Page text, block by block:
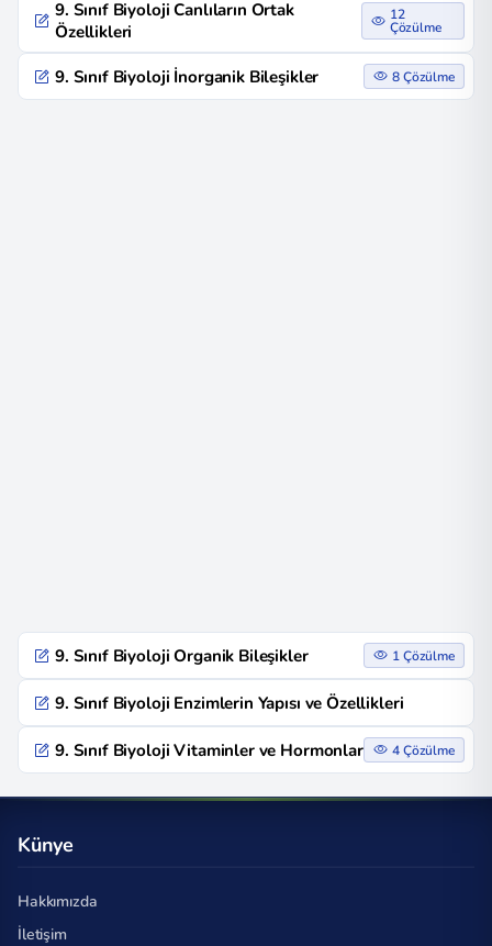
9. Sınıf Biyoloji Canlıların Ortak
Özellikleri
12
Çözülme
9. Sınıf Biyoloji İnorganik Bileşikler 8 Çözülme
9. Sınıf Biyoloji Organik Bileşikler 1 Çözülme
9. Sınıf Biyoloji Enzimlerin Yapısı ve Özellikleri
9. Sınıf Biyoloji Vitaminler ve Hormonlar 4 Çözülme
Künye
Hakkımızda
İletişim